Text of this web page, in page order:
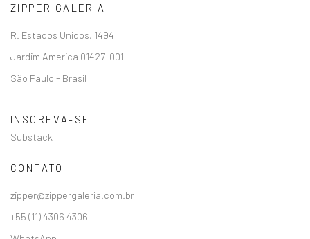
ZIPPER GALERIA
R. Estados Unidos, 1494
Jardim America 01427-001
São Paulo - Brasil
INSCREVA-SE
Substack
CONTATO
zipper@zippergaleria.com.br
+55 (11) 4306 4306